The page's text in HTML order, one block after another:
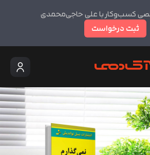
کسب‌وکار با علی حاجی‌محمدی
ثبت درخواست